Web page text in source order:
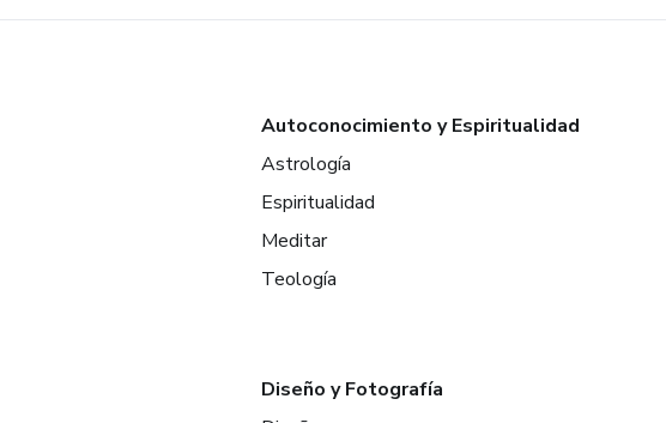
Autoconocimiento y Espiritualidad
Astrología
Espiritualidad
Meditar
Teología
Diseño y Fotografía